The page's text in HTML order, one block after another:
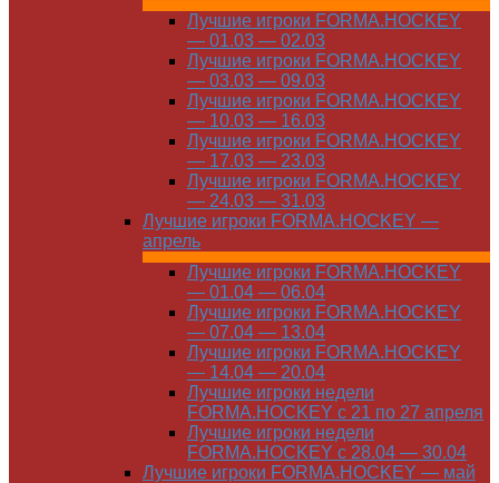
Лучшие игроки FORMA.HOCKEY
— 01.03 — 02.03
Лучшие игроки FORMA.HOCKEY
— 03.03 — 09.03
Лучшие игроки FORMA.HOCKEY
— 10.03 — 16.03
Лучшие игроки FORMA.HOCKEY
— 17.03 — 23.03
Лучшие игроки FORMA.HOCKEY
— 24.03 — 31.03
Лучшие игроки FORMA.HOCKEY —
апрель
Лучшие игроки FORMA.HOCKEY
— 01.04 — 06.04
Лучшие игроки FORMA.HOCKEY
— 07.04 — 13.04
Лучшие игроки FORMA.HOCKEY
— 14.04 — 20.04
Лучшие игроки недели
FORMA.HOCKEY с 21 по 27 апреля
Лучшие игроки недели
FORMA.HOCKEY с 28.04 — 30.04
Лучшие игроки FORMA.HOCKEY — май